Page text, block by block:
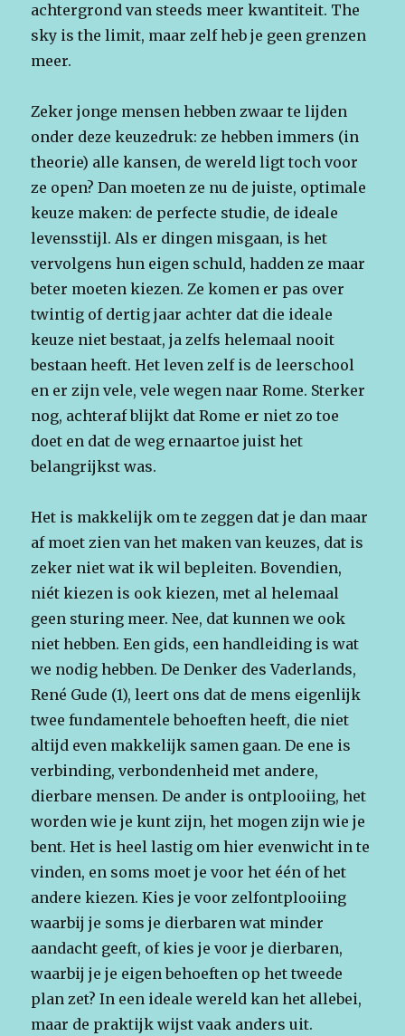
achtergrond van steeds meer kwantiteit. The
sky is the limit, maar zelf heb je geen grenzen
meer.
Zeker jonge mensen hebben zwaar te lijden
onder deze keuzedruk: ze hebben immers (in
theorie) alle kansen, de wereld ligt toch voor
ze open? Dan moeten ze nu de juiste, optimale
keuze maken: de perfecte studie, de ideale
levensstijl. Als er dingen misgaan, is het
vervolgens hun eigen schuld, hadden ze maar
beter moeten kiezen. Ze komen er pas over
twintig of dertig jaar achter dat die ideale
keuze niet bestaat, ja zelfs helemaal nooit
bestaan heeft. Het leven zelf is de leerschool
en er zijn vele, vele wegen naar Rome. Sterker
nog, achteraf blijkt dat Rome er niet zo toe
doet en dat de weg ernaartoe juist het
belangrijkst was.
Het is makkelijk om te zeggen dat je dan maar
af moet zien van het maken van keuzes, dat is
zeker niet wat ik wil bepleiten. Bovendien,
niét kiezen is ook kiezen, met al helemaal
geen sturing meer. Nee, dat kunnen we ook
niet hebben. Een gids, een handleiding is wat
we nodig hebben. De Denker des Vaderlands,
René Gude (1), leert ons dat de mens eigenlijk
twee fundamentele behoeften heeft, die niet
altijd even makkelijk samen gaan. De ene is
verbinding, verbondenheid met andere,
dierbare mensen. De ander is ontplooiing, het
worden wie je kunt zijn, het mogen zijn wie je
bent. Het is heel lastig om hier evenwicht in te
vinden, en soms moet je voor het één of het
andere kiezen. Kies je voor zelfontplooiing
waarbij je soms je dierbaren wat minder
aandacht geeft, of kies je voor je dierbaren,
waarbij je je eigen behoeften op het tweede
plan zet? In een ideale wereld kan het allebei,
maar de praktijk wijst vaak anders uit.